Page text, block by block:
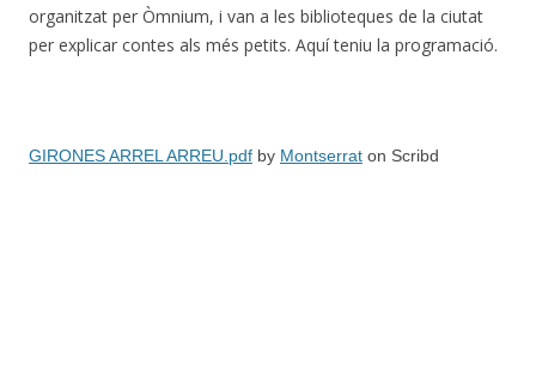
organitzat per Òmnium, i van a les biblioteques de la ciutat
per explicar contes als més petits. Aquí teniu la programació.
GIRONES ARREL ARREU.pdf by Montserrat on Scribd